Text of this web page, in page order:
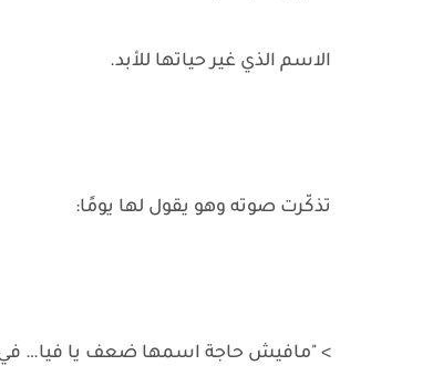
الاسم الذي غير حياتها للأبد.
تذكّرت صوته وهو يقول لها يومًا:
> "مافيش حاجة اسمها ضعف يا فيا…